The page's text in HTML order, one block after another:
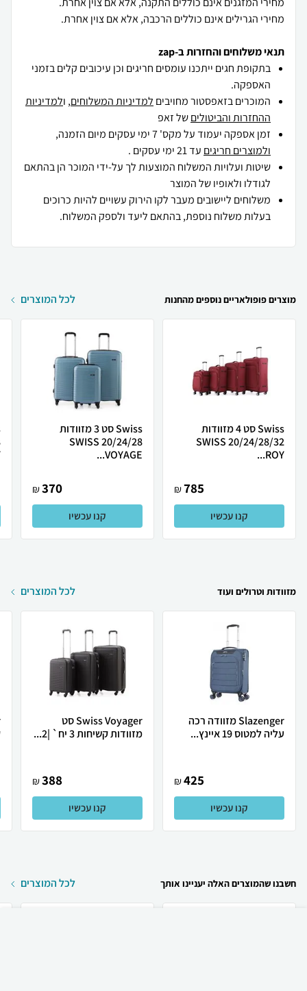
מחירי הגרילים אינם כוללים הרכבה, אלא אם צוין אחרת.
תנאי משלוחים והחזרות ב-zap
בתקופת חגים ייתכנו עומסים חריגים וכן עיכובים קלים בזמני
האספקה.
המוכרים בזאפסטור מחויבים למדיניות המשלוחים, ולמדיניות
ההחזרות והביטוליםשל זאפ
זמן אספקה יעמוד על מקס' 7 ימי עסקים מיום הזמנה,
ולמוצרים חריגים עד 21 ימי עסקים .
שיטות ועלויות המשלוח המוצעות לך על-ידי המוכר הן בהתאם
לגודלו ולאופיו של המוצר
משלוחים ליישובים מעבר לקו הירוק עשויים להיות כרוכים
בעלות משלוח נוספת, בהתאם ליעד ולספק המשלוח.
מוצרים פופולאריים נוספים מהחנות לכל המוצרים
Swiss סט 4 מזוודות
20/24/28/32 SWISS
ROY...
785
₪
קנו עכשיו
Swiss סט 3 מזוודות
20/24/28 SWISS
VOYAGE...
370
₪
קנו עכשיו
מזוודות וטרולים ועוד לכל המוצרים
Slazenger מזוודה רכה
עליה למטוס 19 איינץ...
425
₪
קנו עכשיו
Swiss Voyager סט
מזוודות קשיחות 3 יח` |2...
388
₪
קנו עכשיו
חשבנו שהמוצרים האלה יעניינו אותך לכל המוצרים